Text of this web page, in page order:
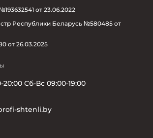
от 23.06.2022
Республики Беларусь №580485 от
от 26.03.2025
Сб-Вс 09:00-19:00
shtenli.by